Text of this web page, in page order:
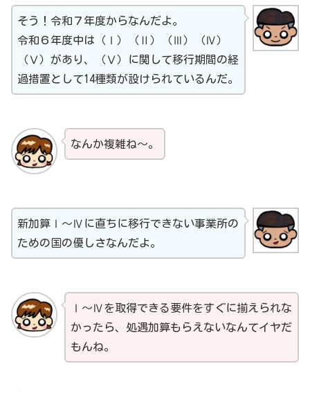
そう！令和７年度からなんだよ。
令和６年度中は（Ⅰ）（Ⅱ）（Ⅲ）（Ⅳ）
（Ⅴ）があり、（Ⅴ）に関して移行期間の経
過措置として14種類が設けられているんだ。
なんか複雑ね～。
新加算Ⅰ～Ⅳに直ちに移行できない事業所の
ための国の優しさなんだよ。
Ⅰ～Ⅳを取得できる要件をすぐに揃えられな
かったら、処遇加算もらえないなんてイヤだ
もんね。